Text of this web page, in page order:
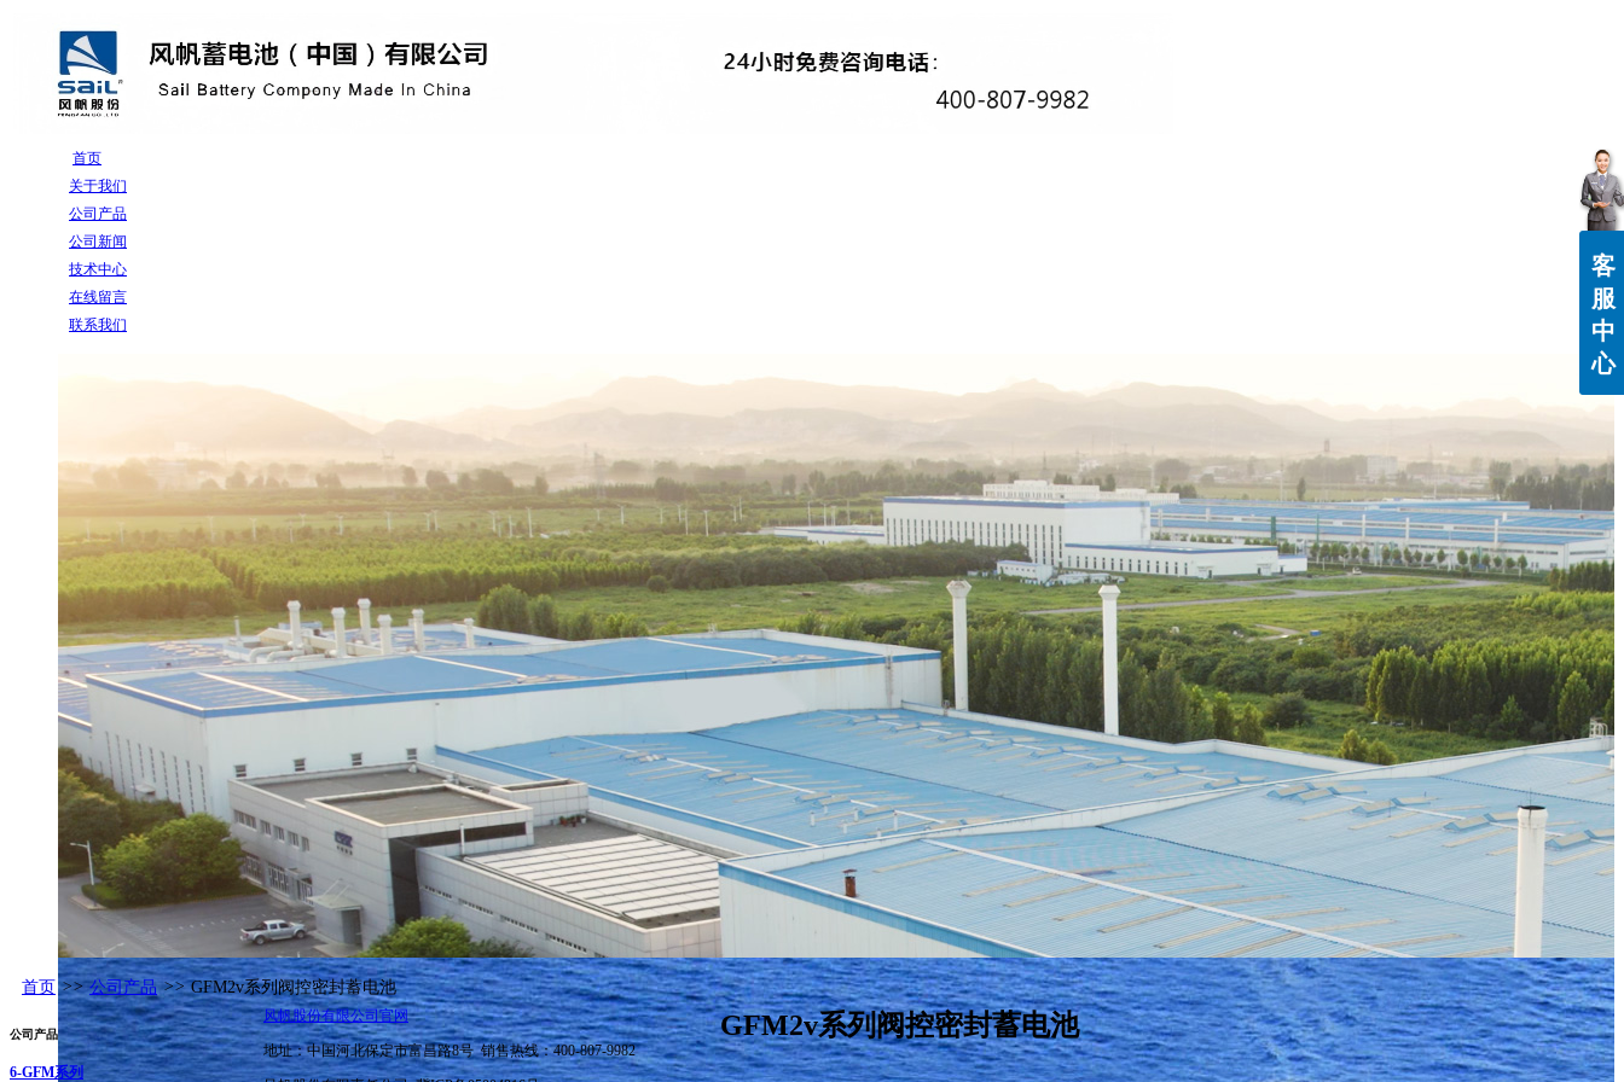
首页
关于我们
公司产品
公司新闻
技术中心
在线留言
联系我们
首页 >> 公司产品 >> GFM2v系列阀控密封蓄电池
GFM2v系列阀控密封蓄电池
公司产品
6-GFM系列
风帆股份有限公司官网
地址：中国河北保定市富昌路8号 销售热线：400-807-9982
客
服
中
心